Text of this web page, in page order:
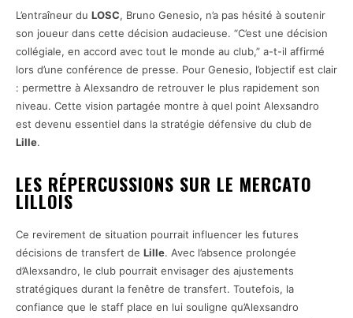
L’entraîneur du LOSC, Bruno Genesio, n’a pas hésité à soutenir
son joueur dans cette décision audacieuse. “C’est une décision
collégiale, en accord avec tout le monde au club,” a-t-il affirmé
lors d’une conférence de presse. Pour Genesio, l’objectif est clair
: permettre à Alexsandro de retrouver le plus rapidement son
niveau. Cette vision partagée montre à quel point Alexsandro
est devenu essentiel dans la stratégie défensive du club de
Lille.
LES RÉPERCUSSIONS SUR LE MERCATO
LILLOIS
Ce revirement de situation pourrait influencer les futures
décisions de transfert de Lille. Avec l’absence prolongée
d’Alexsandro, le club pourrait envisager des ajustements
stratégiques durant la fenêtre de transfert. Toutefois, la
confiance que le staff place en lui souligne qu’Alexsandro